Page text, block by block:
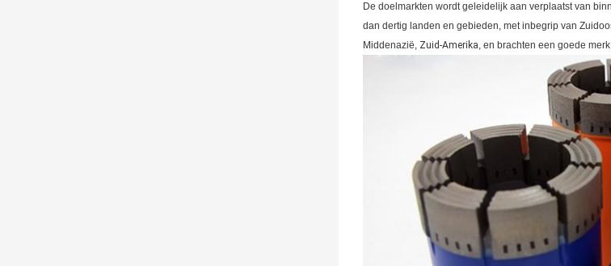
De doelmarkten wordt geleidelijk aan verplaatst van
dan dertig landen en gebieden, met inbegrip van
Middenazië, Zuid-Amerika, en brachten een goede